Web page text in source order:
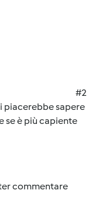
#2
piacerebbe sapere
se è più capiente
commentare